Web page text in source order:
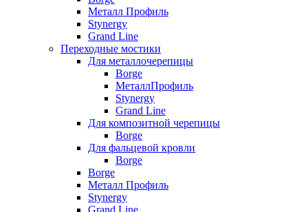
Металл Профиль
Stynergy
Grand Line
Переходные мостики
Для металлочерепицы
Borge
МеталлПрофиль
Stynergy
Grand Line
Для композитной черепицы
Borge
Для фальцевой кровли
Borge
Borge
Металл Профиль
Stynergy